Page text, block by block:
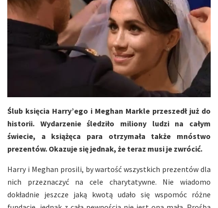
Ślub księcia Harry’ego i Meghan Markle przeszedł już do
historii. Wydarzenie śledziło miliony ludzi na całym
świecie, a książęca para otrzymała także mnóstwo
prezentów. Okazuje się jednak, że teraz musi je zwrócić.
Harry i Meghan prosili, by wartość wszystkich prezentów dla
nich przeznaczyć na cele charytatywne. Nie wiadomo
dokładnie jeszcze jaką kwotą udało się wspomóc różne